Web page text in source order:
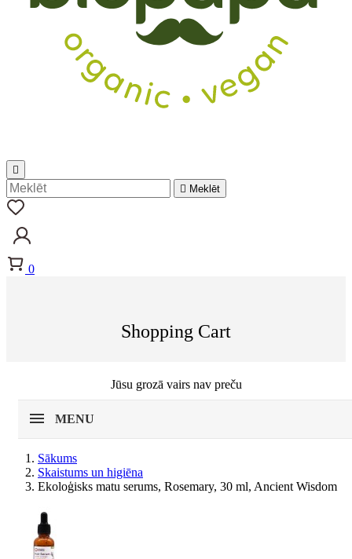

 Meklēt
0
Shopping Cart
Jūsu grozā vairs nav preču
MENU
Sākums
Skaistums un higiēna
Ekoloģisks matu serums, Rosemary, 30 ml, Ancient Wisdom